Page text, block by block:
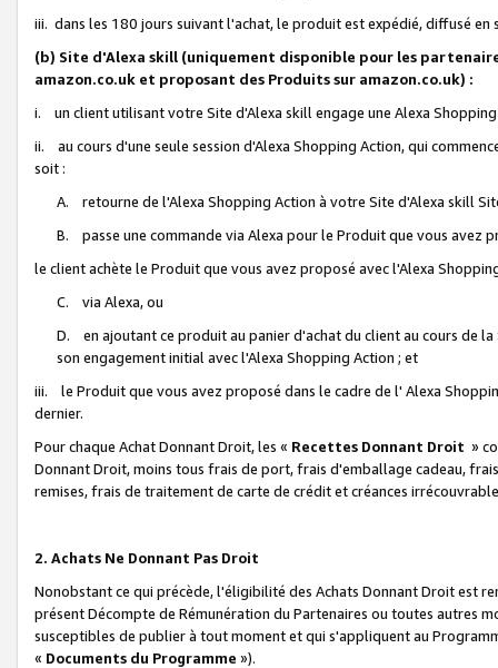
iii. dans les 180 jours suivant l'achat, le produit est expédié, diffusé
(b) Site d'Alexa skill (uniquement disponible pour les
amazon.co.uk et proposant des Produits sur amazon.co.uk) :
i. un client utilisant votre Site d'Alexa skill engage une Alexa
ii. au cours d'une seule session d'Alexa Shopping Action, qui
soit :
A. retourne de l'Alexa Shopping Action à votre Site d'Alexa skill
B. passe une commande via Alexa pour le Produit que vous avez
le client achète le Produit que vous avez proposé avec l'Alexa
C. via Alexa, ou
D. en ajoutant ce produit au panier d'achat du client au cours de
son engagement initial avec l'Alexa Shopping Action ; et
iii. le Produit que vous avez proposé dans le cadre de l' Alexa
dernier.
Pour chaque Achat Donnant Droit, les « Recettes Donnant Droit »
Donnant Droit, moins tous frais de port, frais d'emballage cadeau,
remises, frais de traitement de carte de crédit et créances
2. Achats Ne Donnant Pas Droit
Nonobstant ce qui précède, l'éligibilité des Achats Donnant Droit est
présent Décompte de Rémunération du Partenaires ou toutes autres
susceptibles de publier à tout moment et qui s'appliquent au
« Documents du Programme »).